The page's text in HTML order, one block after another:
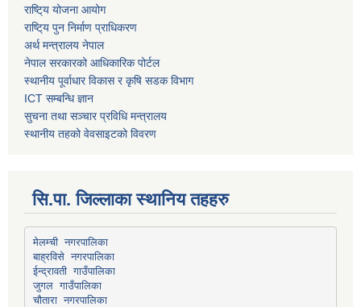
राष्टि्य योजना आयोग
राष्टि्य पुन निर्माण प्राधिकरण
अर्थ मन्त्रालय नेपाल
नेपाल सरकारको आधिकारिक पोर्टल
स्थानीय पूर्वाधार विकास र कृषि सडक विभाग
ICT सम्बन्धि ज्ञान
सुचना तथा सञ्चार प्रविधि मन्त्रालय
स्थानीय तहको वेवसाइटको विवरण
सि.पा. जिल्लाका स्थानिय तहहरु
मेलम्ची नगरपालिका
बाह्रविसे नगरपालिका
ईन्द्रावती गाउँपालिका
जुगल गाउँपालिका
चौतारा नगरपालिका